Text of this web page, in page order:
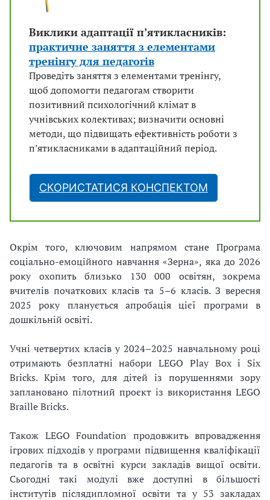
Виклики адаптації п’ятикласників:
практичне заняття з елементами
тренінгу для педагогів
Проведіть заняття з елементами тренінгу,
щоб допомогти педагогам створити
позитивний психологічний клімат в
учнівських колективах; визначити основні
методи, що підвищать ефективність роботи з
п’ятикласниками в адаптаційний період.
СКОРИСТАТИСЯ КОНСПЕКТОМ
Окрім того, ключовим напрямом стане Програма
соціально-емоційного навчання «Зерна», яка до 2026
року охопить близько 130 000 освітян, зокрема
вчителів початкових класів та 5–6 класів. З вересня
2025 року планується апробація цієї програми в
дошкільній освіті.
Учні четвертих класів у 2024–2025 навчальному році
отримають безплатні набори LEGO Play Box і Six
Bricks. Крім того, для дітей із порушеннями зору
заплановано пілотний проєкт із використання LEGO
Braille Bricks.
Також LEGO Foundation продовжить впровадження
ігрових підходів у програми підвищення кваліфікації
педагогів та в освітні курси закладів вищої освіти.
Сьогодні такі модулі вже доступні в більшості
інститутів післядипломної освіти та у 53 закладах